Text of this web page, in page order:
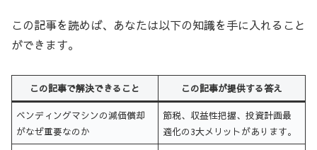
この記事を読めば、あなたは以下の知識を手に入れること
ができます。
この記事で解決できること この記事が提供する答え
ベンディングマシンの減価償却
がなぜ重要なのか
節税、収益性把握、投資計画最
適化の3大メリットがあります。